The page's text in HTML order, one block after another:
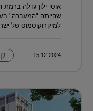
אוסי ילון גדלה ברמת
שהייתה "המעברה"
למיקרוקוסמוס של
15.12.2024